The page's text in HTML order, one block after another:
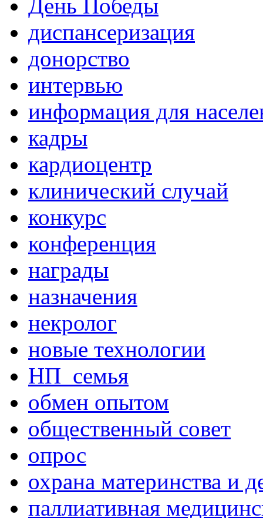
День Победы
диспансеризация
донорство
интервью
информация для
кадры
кардиоцентр
клинический случай
конкурс
конференция
награды
назначения
некролог
новые технологии
НП_семья
обмен опытом
общественный совет
опрос
охрана материнства и
паллиативная